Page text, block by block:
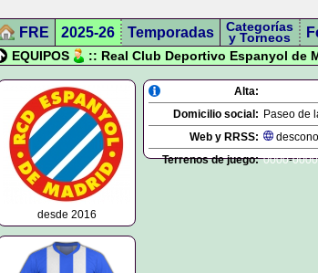
FRE 2025-26 Temporadas Categorías
y Torneos
EQUIPOS
:: Real Club Deportivo Espanyol de
desde 2016
Alta:
Domicilio social: Paseo de
Web y RRSS:
Terrenos de juego: 0000-0000